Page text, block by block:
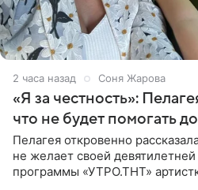
2 часа назад Соня Жарова
«Я за честность»:
что не будет помогать
Пелагея откровенно
не желает своей
программы «УТРО.ТНТ»